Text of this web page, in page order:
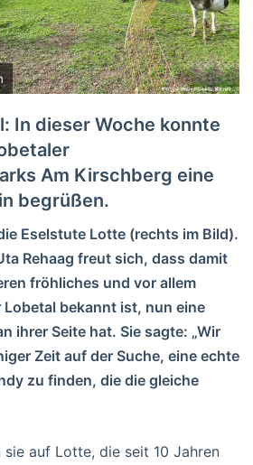
In dieser Woche konnte
Am Kirschberg eine
begrüßen.
Eselstute Lotte (rechts im Bild).
Rehaag freut sich, dass damit
fröhliches und vor allem
Lobetal bekannt ist, nun eine
ihrer Seite hat. Sie sagte: „Wir
Zeit auf der Suche, eine echte
zu finden, die die gleiche
sie auf Lotte, die seit 10 Jahren